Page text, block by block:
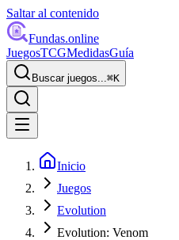
Saltar al contenido
Fundas.online
JuegosTCGMedidasGuía
Buscar juegos...⌘K
Inicio
Juegos
Evolution
Evolution: Venom